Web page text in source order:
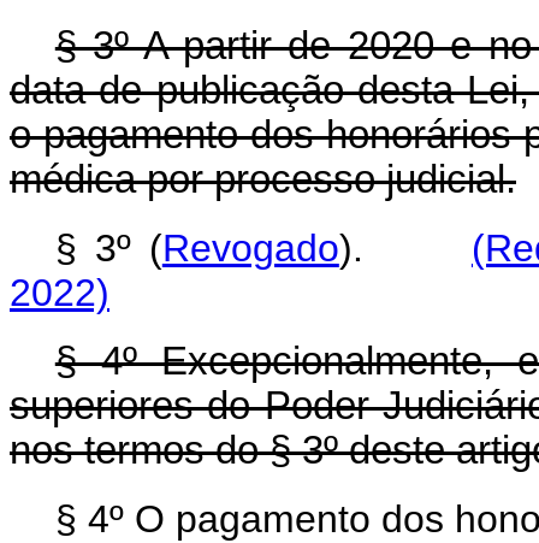
§ 3º A partir de 2020 e
data de publicação desta
o pagamento dos honorários
médica por processo judicial.
§ 3º (Revogado).
2022)
§ 4º Excepcionalmente,
superiores do Poder
nos termos do § 3º deste
§ 4º O pagamento dos